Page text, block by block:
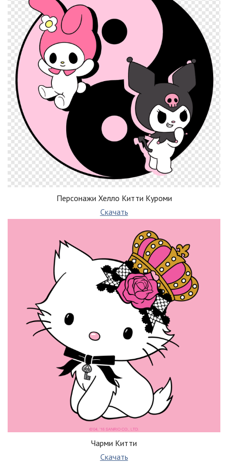
Персонажи Хелло Китти Куроми
Скачать
Чарми Китти
Скачать